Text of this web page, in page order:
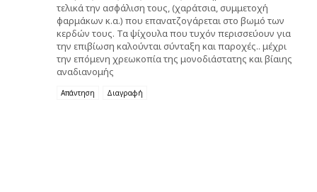
τελικά την ασφάλιση τους, (χαράτσια, συμμετοχή
φαρμάκων κ.α.) που επανατζογάρεται στο βωμό των
κερδών τους. Τα ψίχουλα που τυχόν περισσεύουν για
την επιβίωση καλούνται σύνταξη και παροχές.. μέχρι
την επόμενη χρεωκοπία της μονοδιάστατης και βίαιης
αναδιανομής
Απάντηση Διαγραφή